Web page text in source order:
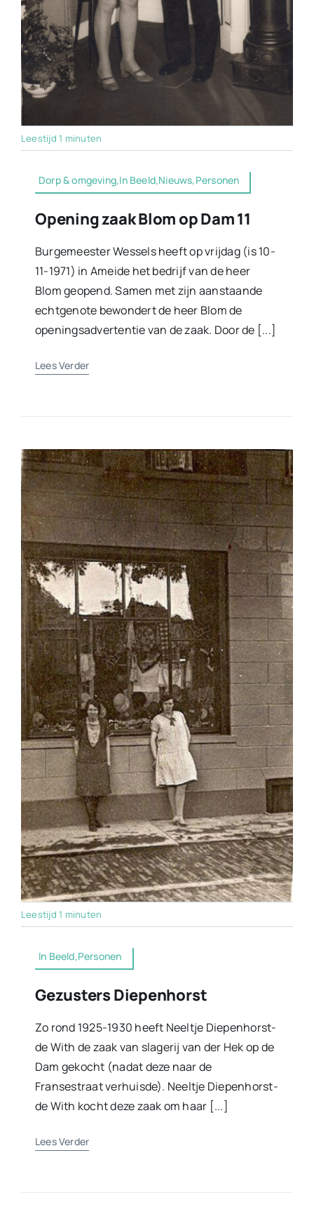
Leestijd 1 minuten
Dorp & omgeving,In Beeld,Nieuws,Personen
Opening zaak Blom op Dam 11
Burgemeester Wessels heeft op vrijdag (is 10-
11-1971) in Ameide het bedrijf van de heer
Blom geopend. Samen met zijn aanstaande
echtgenote bewondert de heer Blom de
openingsadvertentie van de zaak. Door de [...]
Lees Verder
Leestijd 1 minuten
In Beeld,Personen
Gezusters Diepenhorst
Zo rond 1925-1930 heeft Neeltje Diepenhorst-
de With de zaak van slagerij van der Hek op de
Dam gekocht (nadat deze naar de
Fransestraat verhuisde). Neeltje Diepenhorst-
de With kocht deze zaak om haar [...]
Lees Verder